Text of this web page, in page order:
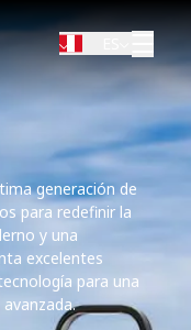
generación de
para redefinir la
y una
excelentes
para una